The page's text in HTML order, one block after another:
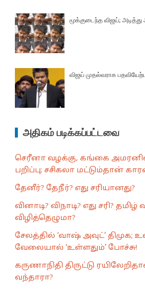
மூக்குடைந்த விஜய்; அடித்து
விஜய் முதல்வராக
அதிகம் படிக்கப்பட்டவை
செரீனா வழக்கு, கங்கை
பறிப்பு; சசிகலா மட்டும்தான்
தேனீர்? தேநீர்? எது சரியானது?
வினாடி? விநாடி? எது சரி?
விழித்தெழுமா?
சேலத்தில் ‘வாஷ் அவுட்’ திமுக;
வேலையால் ‘உள்ளதும்’ போச்சு!
கருணாநிதி திருட்டு
வந்தாரா?